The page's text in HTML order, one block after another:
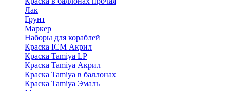
Лак
Грунт
Маркер
Наборы для кораблей
Краска ICM Акрил
Краска Tamiya LP
Краска Tamiya Акрил
Краска Tamiya в баллонах
Краска Tamiya Эмаль